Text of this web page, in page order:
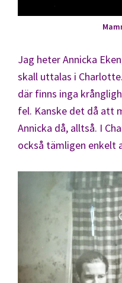
Jag heter Annicka
skall uttalas i
där finns inga
fel. Kanske det då att
Annicka då, alltså. I
också tämligen enkelt